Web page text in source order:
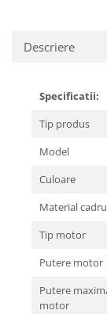
Descriere
Specificatii:
Tip produs
Model
Culoare
Material cadru
Tip motor
Putere motor
Putere
motor